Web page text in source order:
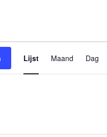
weergaven
navigatie
Lijst Maand Dag